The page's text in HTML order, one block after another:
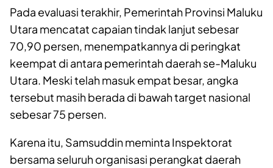
Pada evaluasi terakhir, Pemerintah Provinsi Maluku
Utara mencatat capaian tindak lanjut sebesar
70,90 persen, menempatkannya di peringkat
keempat di antara pemerintah daerah se-Maluku
Utara. Meski telah masuk empat besar, angka
tersebut masih berada di bawah target nasional
sebesar 75 persen.
Karena itu, Samsuddin meminta Inspektorat
bersama seluruh organisasi perangkat daerah